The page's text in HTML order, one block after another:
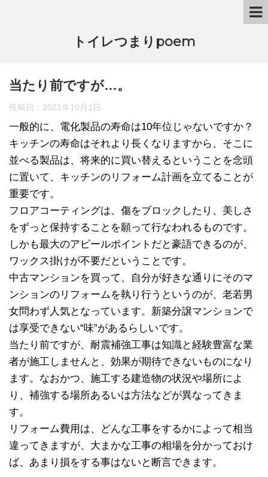
トイレつまりpoem
当たり前ですが…。
投稿日： 2021年10月1日
一般的に、電化製品の寿命は10年位じゃないですか？
キッチンの寿命はそれより長くなりますから、そこに
並べる製品は、将来的に買い替えるということを念頭
に置いて、キッチンのリフォーム計画を立てることが
重要です。
フロアコーティングは、傷をブロックしたり、美しさ
をずっと保持することを願って行なわれるものです。
しかも最大のアピールポイントだと豪語できるのが、
ワックス掛けが不要だということです。
中古マンションを買って、自分が好きな通りにそのマ
ンションのリフォームを執り行うというのが、老若男
女問わず人気となっています。新築分譲マンションで
は享受できない“味”があるらしいです。
当たり前ですが、耐震補強工事は知識と経験豊富な業
者が施工しませんと、効果が期待できないものになり
ます。なおかつ、施工する建造物の状況や場所によ
り、補強する場所あるいは方法などが異なってきま
す。
リフォーム費用は、どんな工事をするかによって相当
違ってきますが、大まかな工事の相場を分かっておけ
ば、あまり損をする事はないと断言できます。